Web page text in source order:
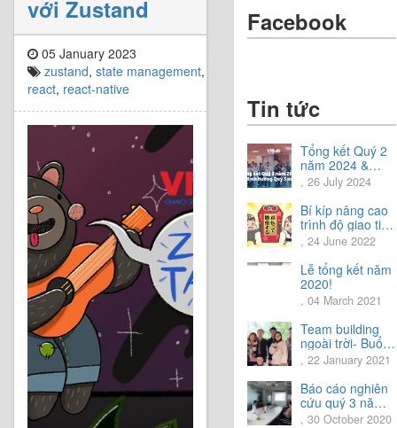
với Zustand
05 January 2023
zustand, state management,
react, react-native
Facebook
Tin tức
Tổng kết Quý 2
năm 2024 &
Chia sẻ định
hướng Quý 3
năm 2024
, 26 July 2024
Bí kíp nâng cao
trình độ giao tiếp
tiếng Nhật.
, 24 June 2022
Lễ tổng kết năm
2020!
, 04 March 2021
Team building
ngoài trời- Buổi
trải nghiệm tuyệt
vời.
, 22 January 2021
Báo cáo nghiên
cứu quý 3 năm
2020
, 30 October 2020